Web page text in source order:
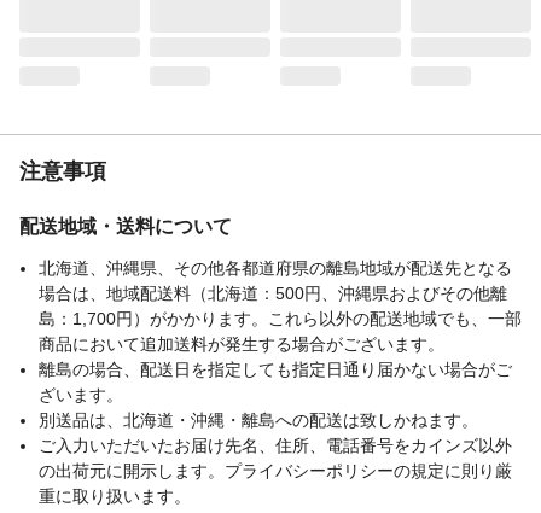
注意事項
配送地域・送料について
北海道、沖縄県、その他各都道府県の離島地域が配送先となる
場合は、地域配送料（北海道：500円、沖縄県およびその他離
島：1,700円）がかかります。これら以外の配送地域でも、一部
商品において追加送料が発生する場合がございます。
離島の場合、配送日を指定しても指定日通り届かない場合がご
ざいます。
別送品は、北海道・沖縄・離島への配送は致しかねます。
ご入力いただいたお届け先名、住所、電話番号をカインズ以外
の出荷元に開示します。プライバシーポリシーの規定に則り厳
重に取り扱います。